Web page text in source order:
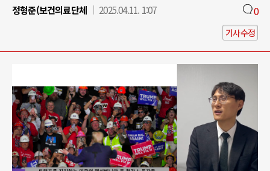
정형준(보건의료단체
2025.04.11. 1:07 0
기사수정